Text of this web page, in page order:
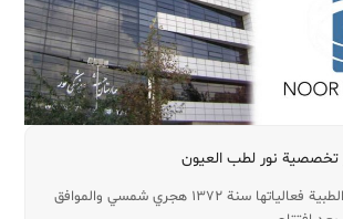
نور لطب العیون
بدأت مجموعة نور الطبية فعالياتها سنة 1372 هجري شمسي والموافق